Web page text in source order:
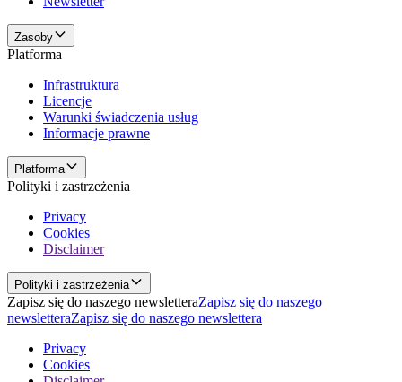
Zasoby
Platforma
Infrastruktura
Licencje
Warunki świadczenia usług
Informacje prawne
Platforma
Polityki i zastrzeżenia
Privacy
Cookies
Disclaimer
Polityki i zastrzeżenia
Zapisz się do naszego newsletteraZapisz się do naszego
newsletteraZapisz się do naszego newslettera
Privacy
Cookies